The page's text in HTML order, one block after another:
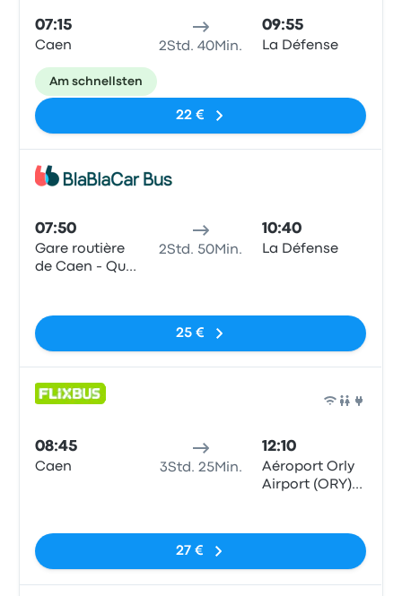
07:15
Caen 2Std. 40Min.
09:55
La Défense
Am schnellsten
22 €
07:50
Gare routière
de Caen - Quai
2Std. 50Min.
10:40
La Défense
25 €
08:45
Caen 3Std. 25Min.
12:10
Aéroport Orly
Airport (ORY)
27 €